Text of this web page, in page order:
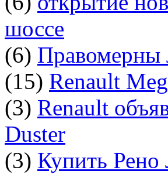
шоссе
(6) Правомерны
(15) Renault
(3) Renault
Duster
(3) Купить Рено